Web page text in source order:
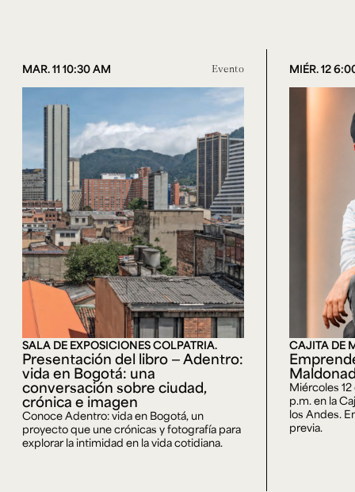
MAR. 11 10:30 AM Evento
SALA DE EXPOSICIONES COLPATRIA.
Presentación del libro — Adentro:
vida en Bogotá: una
conversación sobre ciudad,
crónica e imagen
Conoce Adentro: vida en Bogotá, un
proyecto que une crónicas y fotografía para
explorar la intimidad en la vida cotidiana.
MIÉR. 12
CAJITA DE
Miércoles
p.m. en la
los Andes.
previa.